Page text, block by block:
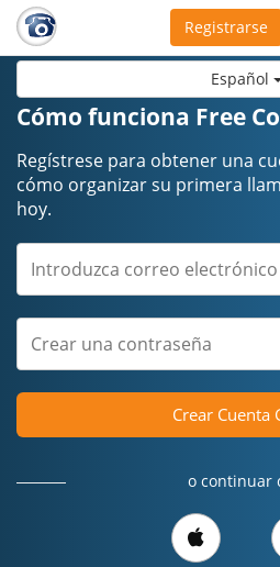
Español
Registrarse
Cómo funciona Free
Regístrese para obtener una
cómo organizar su primera
hoy.
Crear Cuenta
o continuar